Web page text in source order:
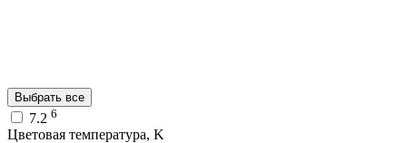
Выбрать все
7.2 6
Цветовая температура, K